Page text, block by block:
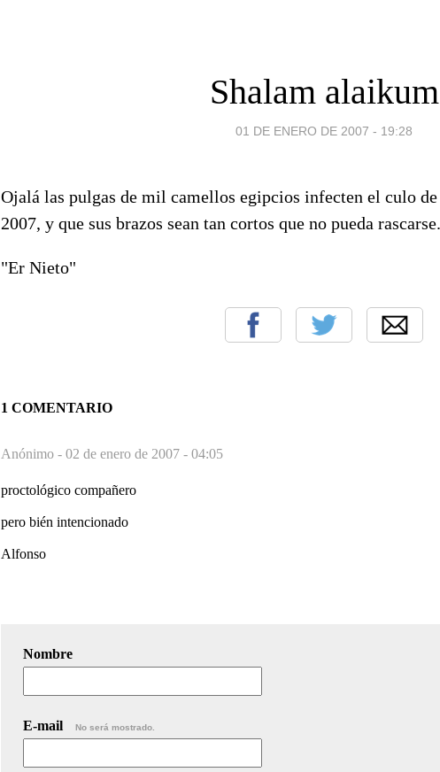
Shalam alaikum
01 DE ENERO DE 2007 - 19:28
Ojalá las pulgas de mil camellos egipcios infecten el culo
2007, y que sus brazos sean tan cortos que no pueda
"Er Nieto"
1 COMENTARIO
Anónimo - 02 de enero de 2007 - 04:05
proctológico compañero
pero bién intencionado
Alfonso
Nombre
E-mail No será mostrado.